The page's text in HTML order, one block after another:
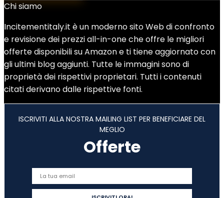
Chi siamo
Incitementitaly.it è un moderno sito Web di confronto
e revisione dei prezzi all-in-one che offre le migliori
offerte disponibili su Amazon e ti tiene aggiornato con
gli ultimi blog aggiunti. Tutte le immagini sono di
proprietà dei rispettivi proprietari. Tutti i contenuti
citati derivano dalle rispettive fonti.
ISCRIVITI ALLA NOSTRA MAILING LIST PER BENEFICIARE DEL
MEGLIO
Offerte